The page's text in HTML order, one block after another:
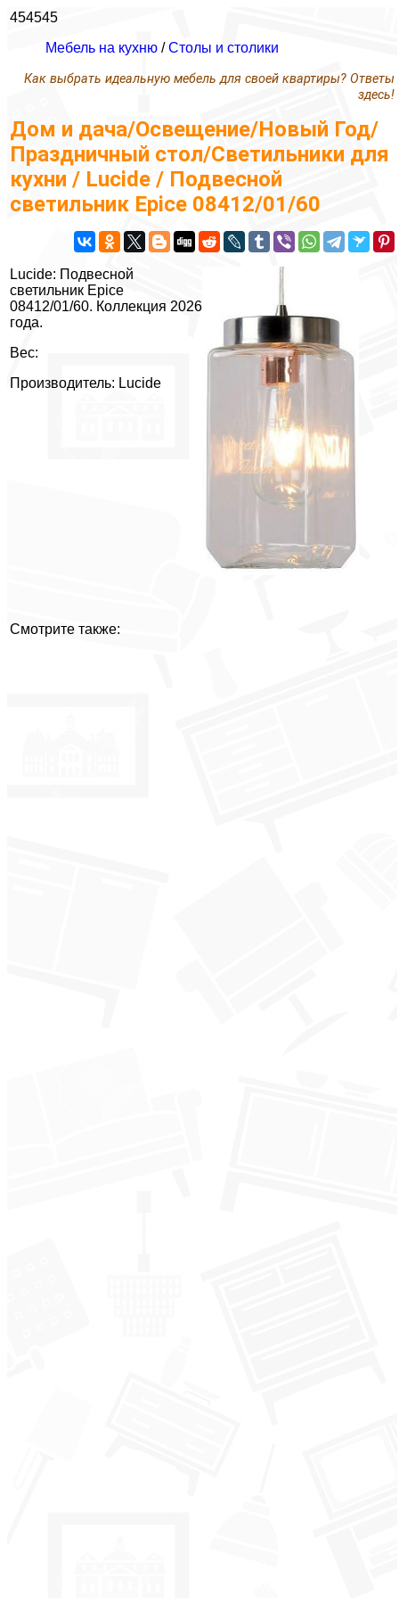
454545
Мебель на кухню /Столы и столики
Как выбрать идеальную мебель для своей квартиры? Ответы
здесь!
Дом и дача/Освещение/Новый Год/
Праздничный стол/Светильники для
кухни / Lucide / Подвесной
светильник Epice 08412/01/60
Lucide: Подвесной
светильник Epice
08412/01/60. Коллекция 2026
года.
Вес:
Производитель: Lucide
Смотрите также: